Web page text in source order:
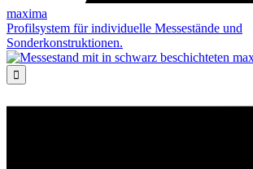
maxima
Profilsystem für individuelle Messestände und
Sonderkonstruktionen.
